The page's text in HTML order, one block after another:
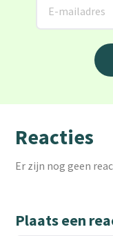
Reacties
Er zijn nog geen
Plaats een